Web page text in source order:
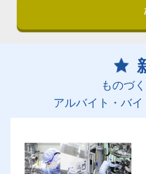
ものづ
アルバイト・バイ